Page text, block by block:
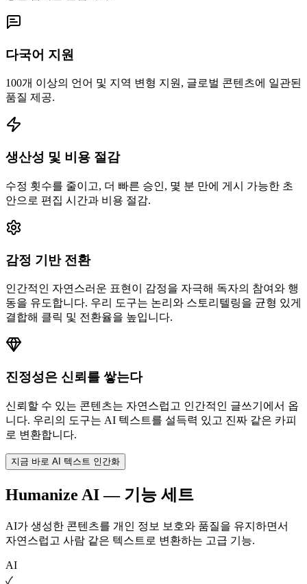
다국어 지원
100개 이상의 언어 및 지역 변형 지원, 글로벌 콘텐츠에 일관된
품질 제공.
생산성 및 비용 절감
수정 횟수를 줄이고, 더 빠른 승인, 몇 분 만에 게시 가능한 초
안으로 편집 시간과 비용 절감.
감정 기반 전환
인간적인 자연스러운 표현이 감정을 자극해 독자의 참여와 행
동을 유도합니다. 우리 도구는 논리와 스토리텔링을 균형 있게
결합해 클릭 및 전환율을 높입니다.
진정성은 신뢰를 쌓는다
신뢰할 수 있는 콘텐츠는 자연스럽고 인간적인 글쓰기에서 옵
니다. 우리의 도구는 AI 텍스트를 설득력 있고 진짜 같은 카피
로 변환합니다.
지금 바로 AI 텍스트 인간화
Humanize AI — 기능 세트
AI가 생성한 콘텐츠를 개인 정보 보호와 품질을 유지하면서
자연스럽고 사람 같은 텍스트로 변환하는 고급 기능.
AI
✓